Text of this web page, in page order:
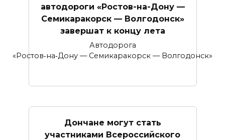
автодороги «Ростов-на-Дону —
Семикаракорск — Волгодонск»
завершат к концу лета
Автодорога
«Ростов‑на‑Дону — Семикаракорск — Волгодонск»
Дончане могут стать
участниками Всероссийского